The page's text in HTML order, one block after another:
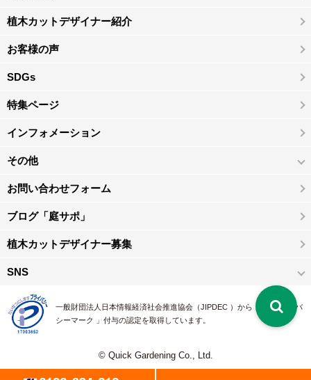
植木カットデザイナー紹介
お客様の声
SDGs
特集ページ
インフォメーション
その他
お問い合わせフォーム
ブログ「庭サポ」
植木カットデザイナー募集
SNS
一般財団法人日本情報経済社会推進協会（JIPDEC ）から 、「 プライバ
シーマーク 」付与の認定を取得しています。
© Quick Gardening Co., Ltd.